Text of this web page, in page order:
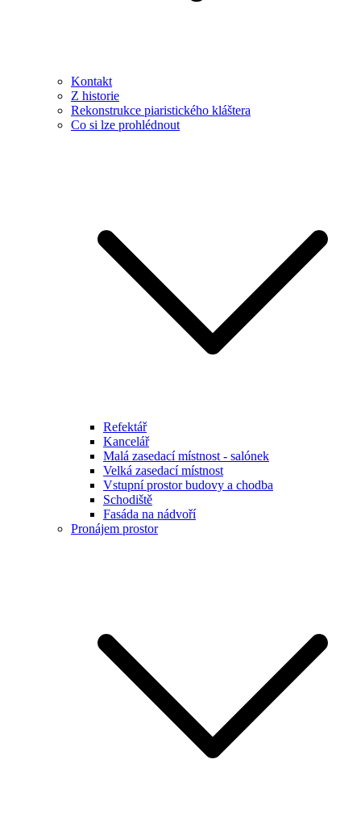
Kontakt
Z historie
Rekonstrukce piaristického kláštera
Co si lze prohlédnout
Refektář
Kancelář
Malá zasedací místnost - salónek
Velká zasedací místnost
Vstupní prostor budovy a chodba
Schodiště
Fasáda na nádvoří
Pronájem prostor